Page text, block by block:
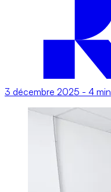
3 décembre 2025 - 4 min